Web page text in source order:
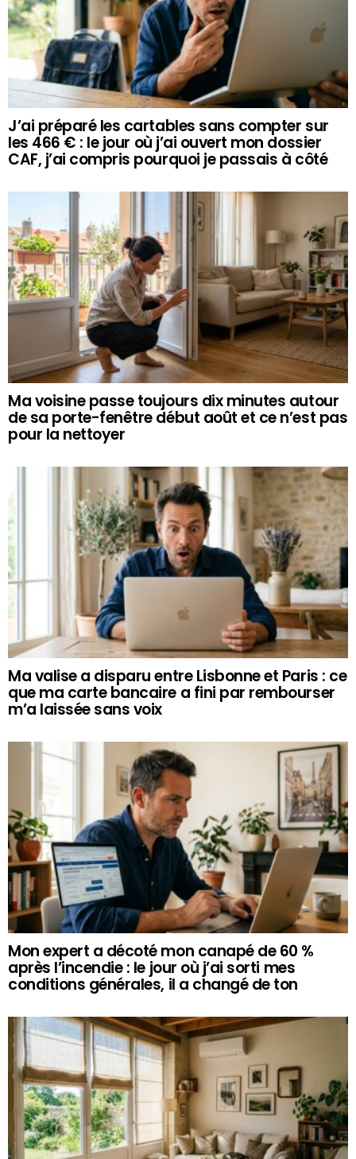
J’ai préparé les cartables sans compter sur
les 466 € : le jour où j’ai ouvert mon dossier
CAF, j’ai compris pourquoi je passais à côté
Ma voisine passe toujours dix minutes autour
de sa porte-fenêtre début août et ce n’est pas
pour la nettoyer
Ma valise a disparu entre Lisbonne et Paris : ce
que ma carte bancaire a fini par rembourser
m’a laissée sans voix
Mon expert a décoté mon canapé de 60 %
après l’incendie : le jour où j’ai sorti mes
conditions générales, il a changé de ton